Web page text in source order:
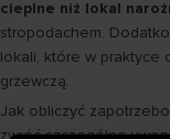
cieplne niż lokal
stropodachem.
lokali, które w praktyce
grzewczą.
Jak obliczyć
zwróć szczególną